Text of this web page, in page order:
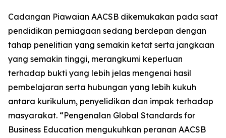
Cadangan Piawaian AACSB dikemukakan pada saat
pendidikan perniagaan sedang berdepan dengan
tahap penelitian yang semakin ketat serta jangkaan
yang semakin tinggi, merangkumi keperluan
terhadap bukti yang lebih jelas mengenai hasil
pembelajaran serta hubungan yang lebih kukuh
antara kurikulum, penyelidikan dan impak terhadap
masyarakat. “Pengenalan Global Standards for
Business Education mengukuhkan peranan AACSB